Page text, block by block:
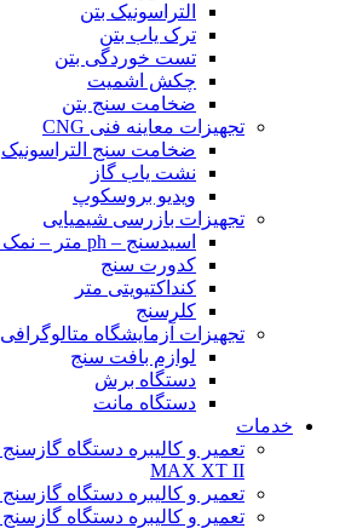
التراسونیک بتن
ترک یاب بتن
تست خوردگی بتن
چکش اشمیت
ضخامت سنج بتن
تجهیزات معاینه فنی CNG
ضخامت سنج التراسونیک
نشت یاب گاز
ویدیو بروسکوپ
تجهیزات بازرسی شیمیایی
اسیدسنج – ph متر – نمک سنج
کدورت سنج
کنداکتیویتی متر
کلرسنج
تجهیزات آزمایشگاه متالوگرافی
لوازم بافت سنج
دستگاه برش
دستگاه مانت
خدمات
MAX XT II
تعمیر و کالیبره دستگاه گازسنج BW MICRO5
تعمیر و کالیبره دستگاه گازسنج ToxiRAE3